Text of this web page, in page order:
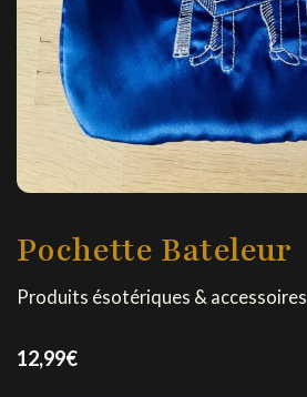
Pochette Bateleur
Produits ésotériques & accessoires
12,99€